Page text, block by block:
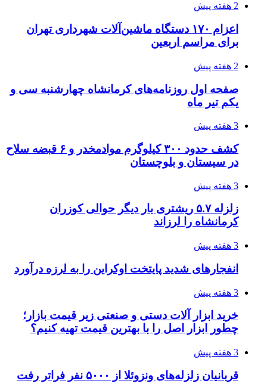
2 هفته پیش
اعزام ۱۷۰ دستگاه ماشین‌آلات شهرداری تهران
برای مراسم اربعین
2 هفته پیش
صفحه اول روزنامه‌های کرمانشاه چهارشنبه سی و
یکم تیر ماه
3 هفته پیش
کشف حدود ۳۰۰ کیلوگرم موادمخدر و ۶ قبضه سلاح
در سیستان و بلوچستان
3 هفته پیش
زلزله ۵.۷ ریشتری بار دیگر حوالی کوزران
کرمانشاه را لرزاند
3 هفته پیش
انفجارهای شدید پایتخت اوکراین را به لرزه درآورد
3 هفته پیش
خرید ابزار آلات دستی و صنعتی زیر قیمت بازار؛
چطور ابزار اصل را با بهترین قیمت تهیه کنیم؟
3 هفته پیش
قربانیان زلزله‌های ونزوئلا از ۵۰۰۰ نفر فراتر رفت